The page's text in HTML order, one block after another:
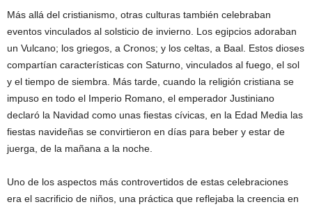
Más allá del cristianismo, otras culturas también celebraban
eventos vinculados al solsticio de invierno. Los egipcios adoraban
un Vulcano; los griegos, a Cronos; y los celtas, a Baal. Estos dioses
compartían características con Saturno, vinculados al fuego, el sol
y el tiempo de siembra. Más tarde, cuando la religión cristiana se
impuso en todo el Imperio Romano, el emperador Justiniano
declaró la Navidad como unas fiestas cívicas, en la Edad Media las
fiestas navideñas se convirtieron en días para beber y estar de
juerga, de la mañana a la noche.
Uno de los aspectos más controvertidos de estas celebraciones
era el sacrificio de niños, una práctica que reflejaba la creencia en